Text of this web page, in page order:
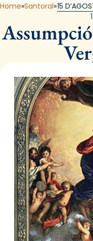
Home Santoral 15